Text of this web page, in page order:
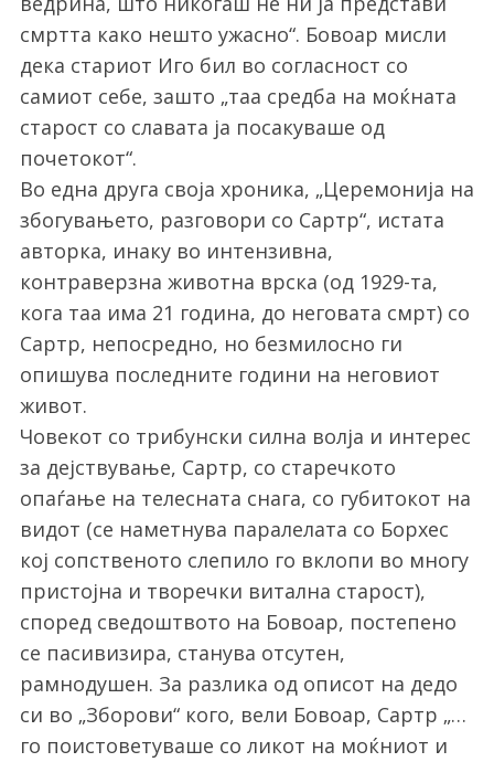
смртта како нешто ужасно“. Бовоар мисли
дека стариот Иго бил во согласност со
самиот себе, зашто „таа средба на моќната
старост со славата ја посакуваше од
почетокот“.
Во една друга своја хроника, „Церемонија на
збогувањето, разговори со Сартр“, истата
авторка, инаку во интензивна,
контраверзна животна врска (од 1929-та,
кога таа има 21 година, до неговата смрт) со
Сартр, непосредно, но безмилосно ги
опишува последните години на неговиот
живот.
Човекот со трибунски силна волја и интерес
за дејствување, Сартр, со старечкото
опаѓање на телесната снага, со губитокот на
видот (се наметнува паралелата со Борхес
кој сопственото слепило го вклопи во многу
пристојна и творечки витална старост),
според сведоштвото на Бовоар, постепено
се пасивизира, станува отсутен,
рамнодушен. За разлика од описот на дедо
си во „Зборови“ кого, вели Бовоар, Сартр „…
го поистоветуваше со ликот на моќниот и